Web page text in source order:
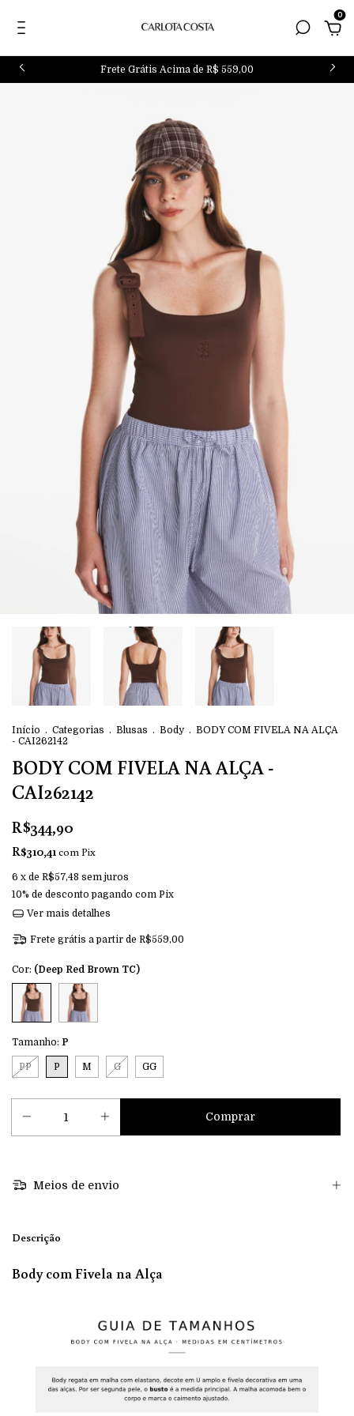
0
Frete Grátis Acima de R$ 559,00
Início . Categorias . Blusas . Body . BODY COM FIVELA NA ALÇA
- CAI262142
BODY COM FIVELA NA ALÇA -
CAI262142
R$344,90
R$310,41comPix
6 x de R$57,48 sem juros
10% de desconto pagando com Pix
Ver mais detalhes
Frete grátis a partir de R$559,00
Cor: (Deep Red Brown TC)
Tamanho: P
PP P M G GG
Meios de envio
Descrição
Body com Fivela na Alça